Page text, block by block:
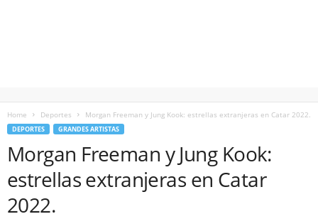
Home Deportes Morgan Freeman y Jung Kook: estrellas extranjeras en Catar 2022.
DEPORTES GRANDES ARTISTAS
Morgan Freeman y Jung Kook:
estrellas extranjeras en Catar
2022.